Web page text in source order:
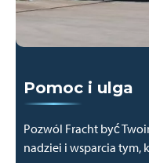
Pomoc i ulga
Pozwól Fracht być
nadziei i wsparcia tym,